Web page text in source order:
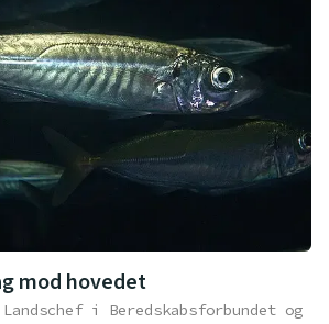
mod hovedet
i Beredskabsforbundet og